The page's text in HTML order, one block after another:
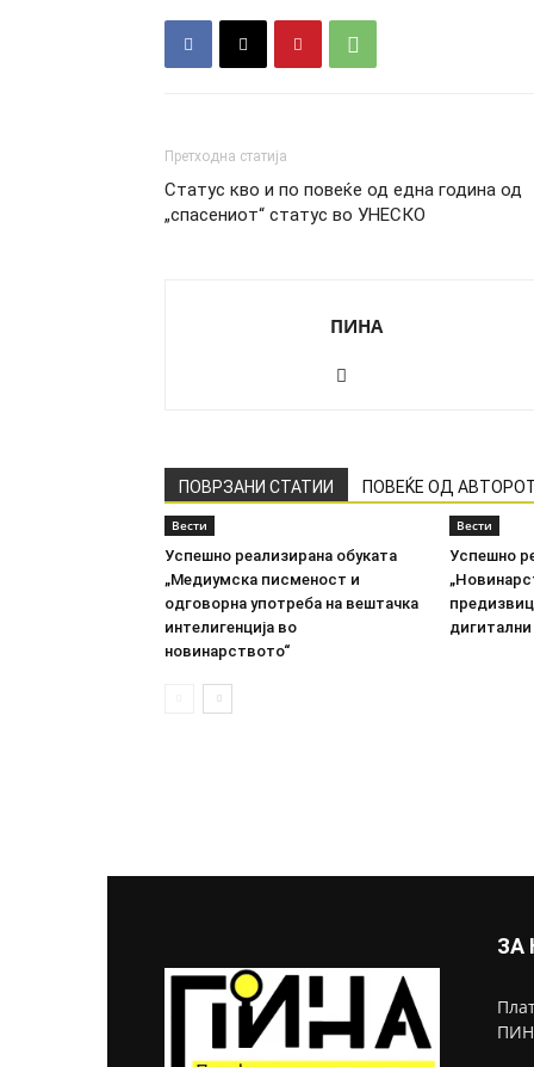
Претходна статија
Статус кво и по повеќе од една година од
„спасениот“ статус во УНЕСКО
ПИНА
ПОВРЗАНИ СТАТИИ ПОВЕЌЕ ОД
Вести
Успешно реализирана обуката
„Медиумска писменост и
одговорна употреба на вештачка
интелигенција во
новинарството“
Вести
Успешно
дигитални
ЗА